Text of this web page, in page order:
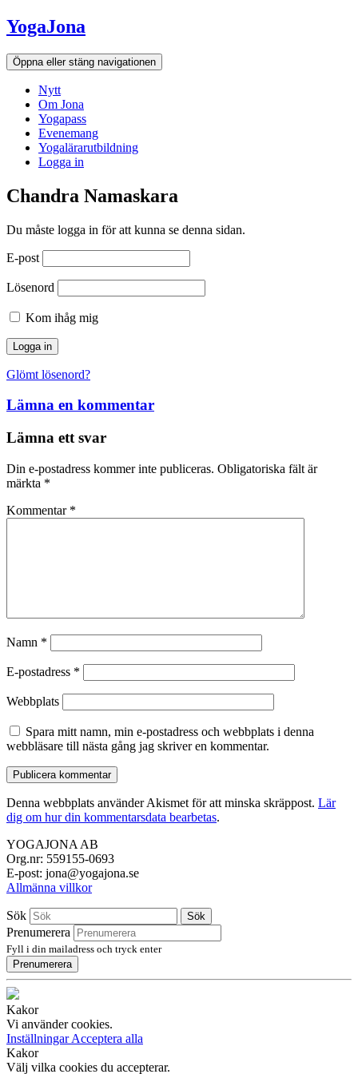
Hoppa
till
innehållet
YogaJona
Öppna eller stäng navigationen
Nytt
Om Jona
Yogapass
Evenemang
Yogalärarutbildning
Logga in
Chandra Namaskara
Du måste logga in för att kunna se denna sidan.
E-post
Lösenord
Kom ihåg mig
Glömt lösenord?
Lämna en kommentar
Lämna ett svar
Din e-postadress kommer inte publiceras. Obligatoriska fält är
märkta *
Kommentar *
Namn *
E-postadress *
Webbplats
Spara mitt namn, min e-postadress och webbplats i denna
webbläsare till nästa gång jag skriver en kommentar.
Denna webbplats använder Akismet för att minska skräppost. Lär
dig om hur din kommentarsdata bearbetas.
YOGAJONA AB
Org.nr: 559155-0693
E-post: jona@yogajona.se
Allmänna villkor
Sök Sök
Prenumerera
Fyll i din mailadress och tryck enter
Prenumerera
Kakor
Vi använder cookies.
InställningarAcceptera alla
Kakor
Välj vilka cookies du accepterar.